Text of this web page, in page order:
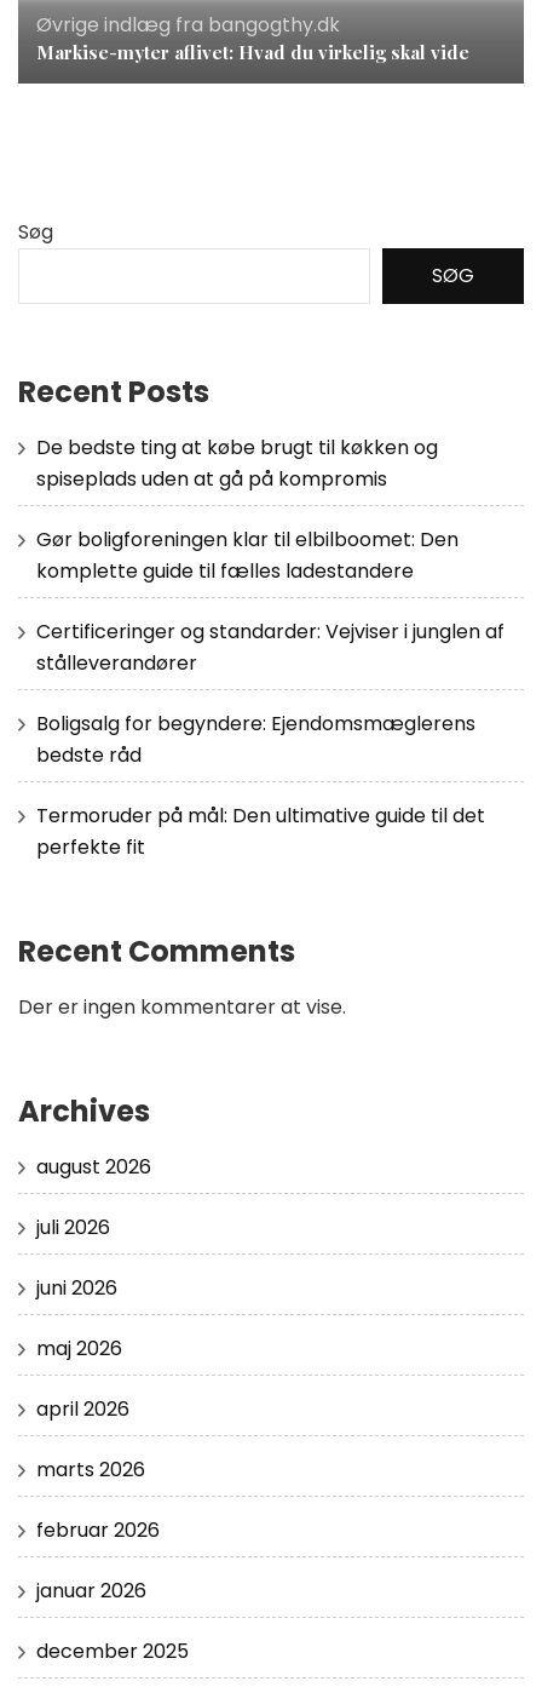
Øvrige indlæg fra bangogthy.dk
Markise-myter aflivet: Hvad du virkelig skal vide
Søg
SØG
Recent Posts
De bedste ting at købe brugt til køkken og
spiseplads uden at gå på kompromis
Gør boligforeningen klar til elbilboomet: Den
komplette guide til fælles ladestandere
Certificeringer og standarder: Vejviser i junglen af
stålleverandører
Boligsalg for begyndere: Ejendomsmæglerens
bedste råd
Termoruder på mål: Den ultimative guide til det
perfekte fit
Recent Comments
Der er ingen kommentarer at vise.
Archives
august 2026
juli 2026
juni 2026
maj 2026
april 2026
marts 2026
februar 2026
januar 2026
december 2025